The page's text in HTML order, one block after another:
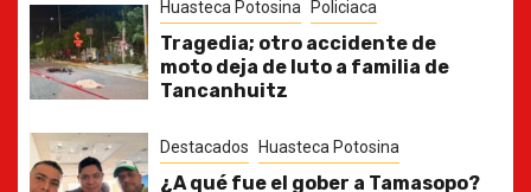
Huasteca Potosina Policiaca
Tragedia; otro accidente de
moto deja de luto a familia de
Tancanhuitz
Destacados Huasteca Potosina
¿A qué fue el gober a Tamasopo?